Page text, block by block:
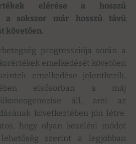
elérése a hosszú
a sokszor már hosszú távú
követően.
progressziója során a
emelkedését követően
emelkedése jelentkezik,
elsősorban a máj
áll, ami az
következtében jön létre.
hogy olyan kezelési módot
szerint a legjobban